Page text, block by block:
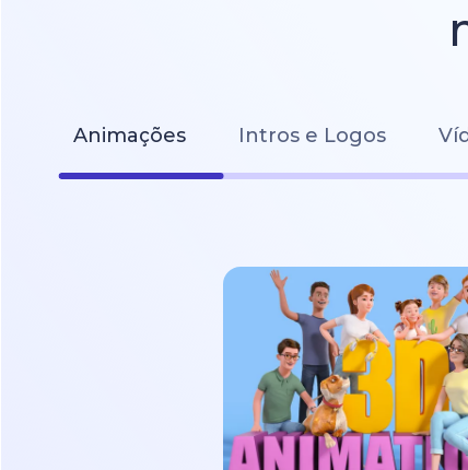
Animações Intros e Logos